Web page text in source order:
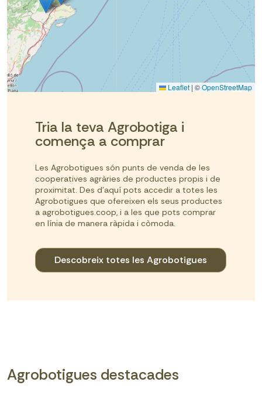
Leaflet | ©OpenStreetMap
Tria la teva Agrobotiga i
comença a comprar
Les Agrobotigues són punts de venda de les
cooperatives agràries de productes propis i de
proximitat. Des d'aquí pots accedir a totes les
Agrobotigues que ofereixen els seus productes
a agrobotigues.coop, i a les que pots comprar
en línia de manera ràpida i còmoda.
Descobreix totes les Agrobotigues
Agrobotigues destacades